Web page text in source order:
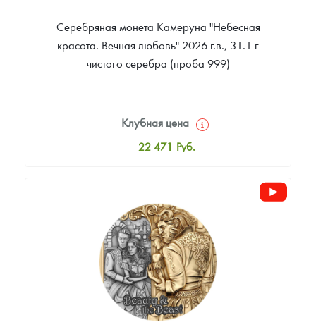
Серебряная монета Камеруна "Небесная
красота. Вечная любовь" 2026 г.в., 31.1 г
чистого серебра (проба 999)
Клубная цена
22 471 Руб.
Цена выкупа
Звоните